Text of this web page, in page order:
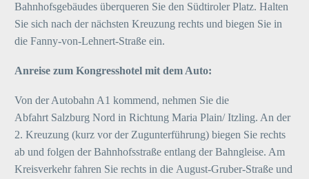
Bahnhofsgebäudes überqueren Sie den Südtiroler Platz. Halten
Sie sich nach der nächsten Kreuzung rechts und biegen Sie in
die Fanny-von-Lehnert-Straße ein.
Anreise zum Kongresshotel mit dem Auto:
Von der Autobahn A1 kommend, nehmen Sie die
Abfahrt Salzburg Nord in Richtung Maria Plain/ Itzling. An der
2. Kreuzung (kurz vor der Zugunterführung) biegen Sie rechts
ab und folgen der Bahnhofsstraße entlang der Bahngleise. Am
Kreisverkehr fahren Sie rechts in die August-Gruber-Straße und